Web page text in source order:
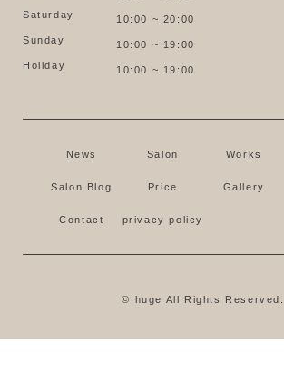
Saturday
10:00 ~ 20:00
Sunday
10:00 ~ 19:00
Holiday
10:00 ~ 19:00
News Salon Works
Salon Blog Price Gallery
Contact privacy policy
© huge All Rights Reserved.